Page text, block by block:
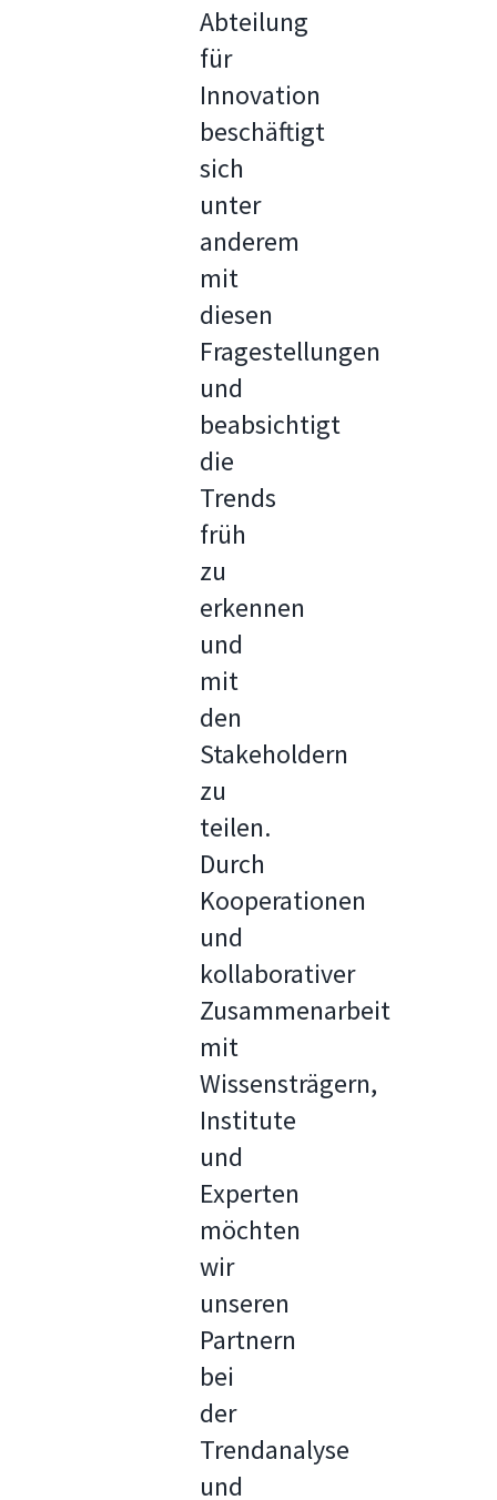
Abteilung
für
Innovation
beschäftigt
sich
unter
anderem
mit
diesen
Fragestellungen
und
beabsichtigt
die
Trends
früh
zu
erkennen
und
mit
den
Stakeholdern
zu
teilen.
Durch
Kooperationen
und
kollaborativer
Zusammenarbeit
mit
Wissensträgern,
Institute
und
Experten
möchten
wir
unseren
Partnern
bei
der
Trendanalyse
und